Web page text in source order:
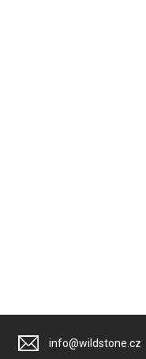
E-mail
info@wildstone.cz